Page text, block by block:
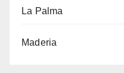
La Palma
Maderia